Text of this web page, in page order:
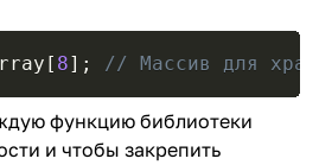
[ 8] ; // Массив для
функцию библиотеки
и чтобы закрепить